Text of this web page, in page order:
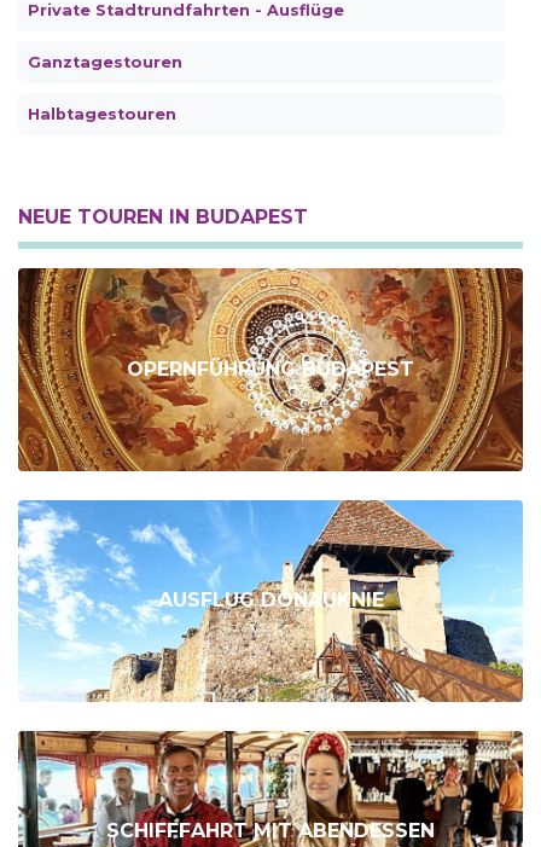
Private Stadtrundfahrten - Ausflüge
Ganztagestouren
Halbtagestouren
NEUE TOUREN IN BUDAPEST
OPERNFÜHRUNG BUDAPEST
AUSFLUG DONAUKNIE
SCHIFFFAHRT MIT ABENDESSEN